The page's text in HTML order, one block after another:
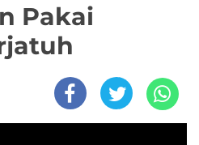
Pakai